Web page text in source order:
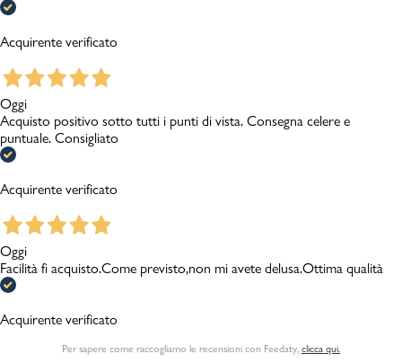
Acquirente verificato
Oggi
Acquisto positivo sotto tutti i punti di vista. Consegna celere e
puntuale. Consigliato
Acquirente verificato
Oggi
Facilità fi acquisto.Come previsto,non mi avete delusa.Ottima qualità
Acquirente verificato
Per sapere come raccogliamo le recensioni con Feedaty clicca qui.